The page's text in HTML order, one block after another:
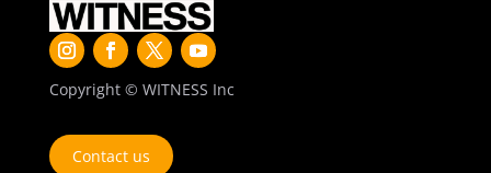
Copyright © WITNESS Inc
Contact us